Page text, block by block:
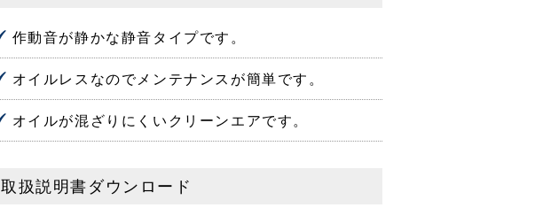
作動音が静かな静音タイプです。
オイルレスなのでメンテナンスが簡単です。
オイルが混ざりにくいクリーンエアです。
取扱説明書ダウンロード